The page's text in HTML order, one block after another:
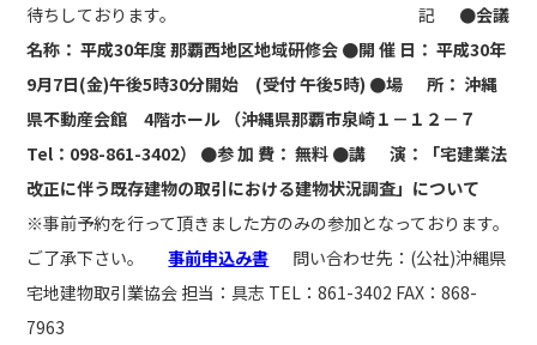
待ちしております。 記 ●会議
名称： 平成30年度 那覇西地区地域研修会 ●開 催 日： 平成30年
9月7日(金)午後5時30分開始 (受付 午後5時) ●場 所： 沖縄
県不動産会館 4階ホール （沖縄県那覇市泉崎１－１２－７
Tel：098-861-3402） ●参 加 費： 無料 ●講 演：「宅建業法
改正に伴う既存建物の取引における建物状況調査」について
※事前予約を行って頂きました方のみの参加となっております。
ご了承下さい。事前申込み書 問い合わせ先：(公社)沖縄県
宅地建物取引業協会 担当：具志 TEL：861-3402 FAX：868-
7963